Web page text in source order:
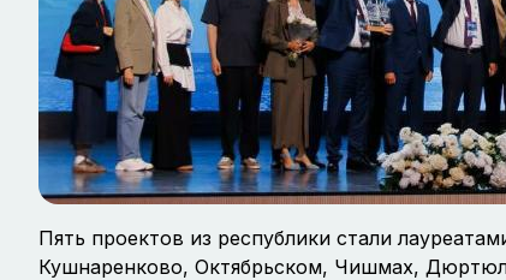
Пять проектов из республики стали
Кушнаренково, Октябрьском, Чишмах,